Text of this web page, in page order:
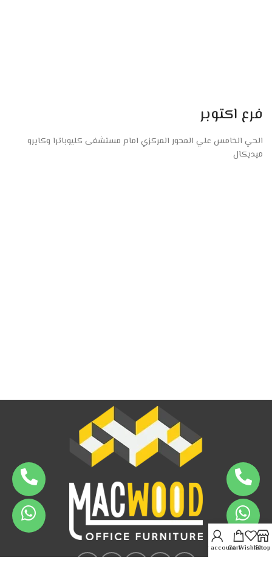
فرع اكتوبر
الحي الخامس علي المحور المركزي امام مستشفى كليوباترا وكايرو
ميديكال
Shop
Wishlist
Cart
My account